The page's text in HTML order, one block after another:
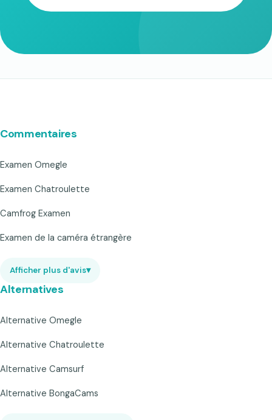
Commentaires
Examen Omegle
Examen Chatroulette
Camfrog Examen
Examen de la caméra étrangère
Afficher plus d'avis▾
Alternatives
Alternative Omegle
Alternative Chatroulette
Alternative Camsurf
Alternative BongaCams